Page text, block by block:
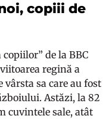
copiii de
de la BBC
regină a
sa care au fost
Astăzi, la 82
cuvintele sale, atât